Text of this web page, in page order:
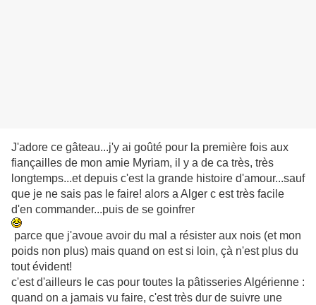
J'adore ce gâteau...j'y ai goûté pour la première fois aux
fiançailles de mon amie Myriam, il y a de ca très, très
longtemps...et depuis c'est la grande histoire d'amour...sauf
que je ne sais pas le faire! alors a Alger c est très facile
d'en commander...puis de se goinfrer
parce que j'avoue avoir du mal a résister aux nois (et mon
poids non plus) mais quand on est si loin, çà n'est plus du
tout évident!
c'est d'ailleurs le cas pour toutes la pâtisseries Algérienne :
quand on a jamais vu faire, c'est très dur de suivre une